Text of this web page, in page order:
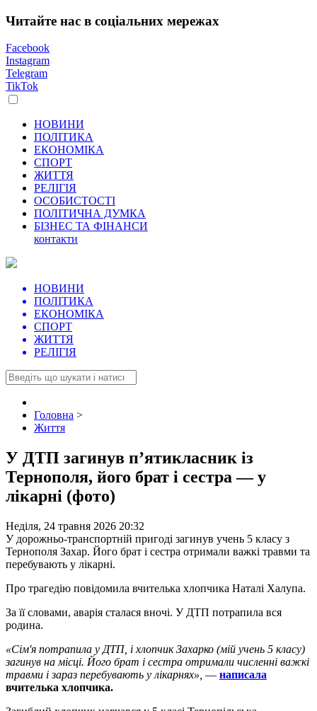
Читайте нас в соціальних мережах
Facebook
Instagram
Telegram
TikTok
НОВИНИ
ПОЛІТИКА
ЕКОНОМІКА
СПОРТ
ЖИТТЯ
РЕЛІГІЯ
ОСОБИСТОСТІ
ПОЛІТИЧНА ДУМКА
БІЗНЕС ТА ФІНАНСИ
контакти
НОВИНИ
ПОЛІТИКА
ЕКОНОМІКА
СПОРТ
ЖИТТЯ
РЕЛІГІЯ
Головна >
Життя
У ДТП загинув п’ятикласник із
Тернополя, його брат і сестра — у
лікарні (фото)
Неділя, 24 травня 2026 20:32
У дорожньо-транспортній пригоді загинув учень 5 класу з
Тернополя Захар. Його брат і сестра отримали важкі травми та
перебувають у лікарні.
Про трагедію повідомила вчителька хлопчика Наталі Халупа.
За її словами, аварія сталася вночі. У ДТП потрапила вся
родина.
«Сім'я потрапила у ДТП, і хлопчик Захарко (мій учень 5 класу)
загинув на місці. Його брат і сестра отримали численні важкі
травми і зараз перебувають у лікарнях», — написала
вчителька хлопчика.